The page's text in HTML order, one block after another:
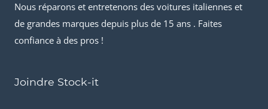
Nous réparons et entretenons des voitures italiennes et
de grandes marques depuis plus de 15 ans . Faites
confiance à des pros !
Joindre Stock-it